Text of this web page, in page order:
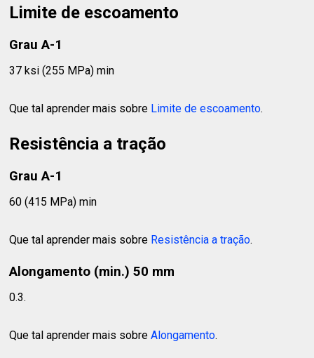
Limite de escoamento
Grau A-1
37 ksi (255 MPa) min
Que tal aprender mais sobre Limite de escoamento.
Resistência a tração
Grau A-1
60 (415 MPa) min
Que tal aprender mais sobre Resistência a tração.
Alongamento (min.) 50 mm
0.3.
Que tal aprender mais sobreAlongamento.